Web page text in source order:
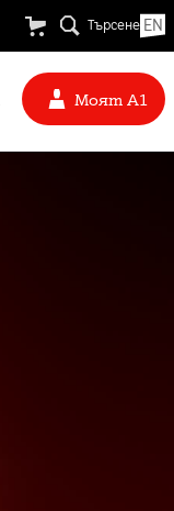
Търсене EN
Моят А1